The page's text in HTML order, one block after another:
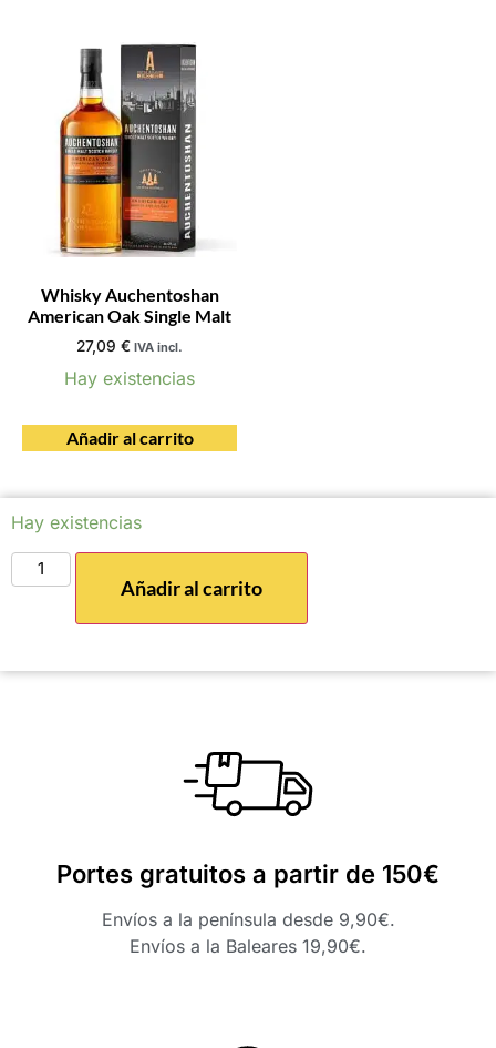
Whisky Auchentoshan
American Oak Single Malt
27,09 € IVA incl.
Hay existencias
Añadir al carrito
Hay existencias
Añadir al carrito
Portes gratuitos a partir de 150€
Envíos a la península desde 9,90€.
Envíos a la Baleares 19,90€.